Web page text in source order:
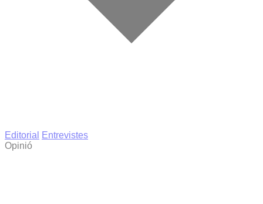
Editorial
Entrevistes
Opinió